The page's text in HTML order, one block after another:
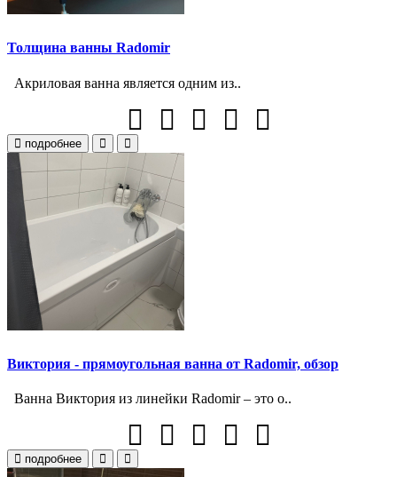
Толщина ванны Radomir
Акриловая ванна является одним из..
подробнее
Виктория - прямоугольная ванна от Radomir, обзор
Ванна Виктория из линейки Radomir – это о..
подробнее